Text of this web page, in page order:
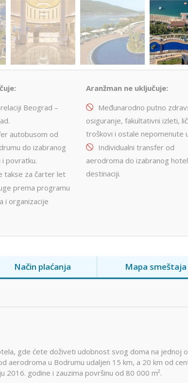
Beograd –
autobusom od
do izabranog
i povratku.
takse za čarter let
prema programu
i organizacije
Aranžman ne uključuje:
Međunarodno putno
osiguranje, fakultativni izleti,
troškovi i ostale nepomenute
Individualni transfer od
aerodroma do izabranog
destinaciji.
Način plaćanja Mapa smeštaja
gde ćete doživeti udobnost svog doma na jednoj
aerodroma u Bodrumu udaljen 15 km, a 20 km od
2016. godine i zauzima površinu od 80 000 m².